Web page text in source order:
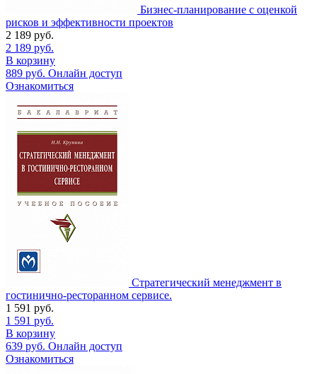
Бизнес-планирование с оценкой
рисков и эффективности проектов
2 189 руб.
2 189 руб.
В корзину
889 руб. Онлайн доступ
Ознакомиться
Стратегический менеджмент в
гостинично-ресторанном сервисе.
1 591 руб.
1 591 руб.
В корзину
639 руб. Онлайн доступ
Ознакомиться